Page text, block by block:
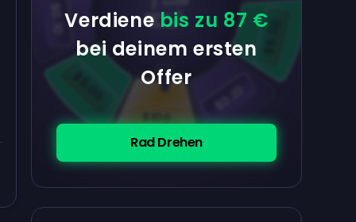
Verdiene bis zu 87 €
bei deinem ersten
Offer
Rad Drehen
$100
$5.00
$0.10 $5.00